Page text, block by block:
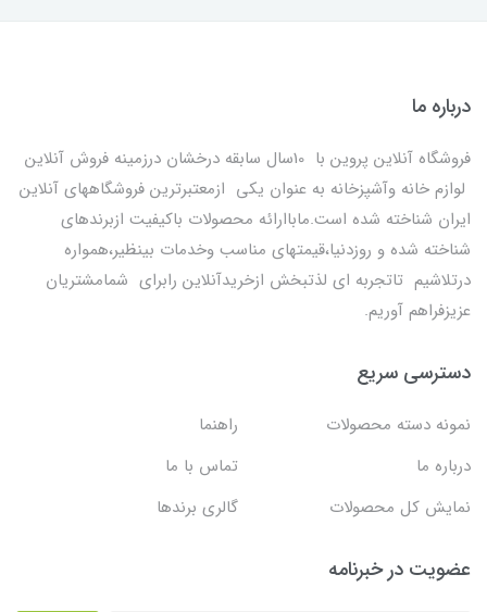
درباره ما
فروشگاه آنلاین پروین با 10سال سابقه درخشان درزمینه فروش آنلاین
لوازم خانه وآشپزخانه به عنوان یکی ازمعتبرترین فروشگاههای آنلاین
ایران شناخته شده است.ماباارائه محصولات باکیفیت ازبرندهای
شناخته شده و روزدنیا،قیمتهای مناسب وخدمات بینظیر،همواره
درتلاشیم تاتجربه ای لذتبخش ازخریدآنلاین رابرای شمامشتریان
عزیزفراهم آوریم.
دسترسی سریع
نمونه دسته محصولات
راهنما
درباره ما
تماس با ما
نمایش کل محصولات
گالری برندها
عضویت در خبرنامه